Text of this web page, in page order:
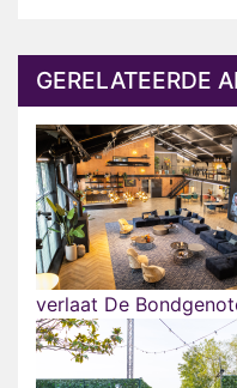
GERELATEERDE
verlaat De